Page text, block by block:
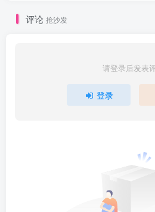
评论 抢沙发
请登录后发表
登录